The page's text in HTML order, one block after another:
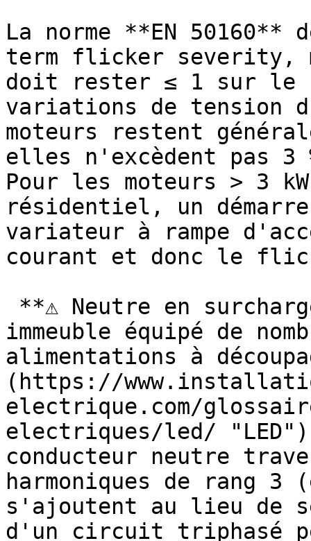
La norme **EN
term flicker severity,
doit rester ≤ 1 sur le
variations de tension
moteurs restent
elles n'excèdent pas 3
Pour les moteurs > 3
résidentiel, un
variateur à rampe
courant et donc le
immeuble équipé de
alimentations à
(https://
electrique.com/
electriques/led/
conducteur neutre
harmoniques de rang
s'ajoutent au lieu de
d'un circuit triphasé